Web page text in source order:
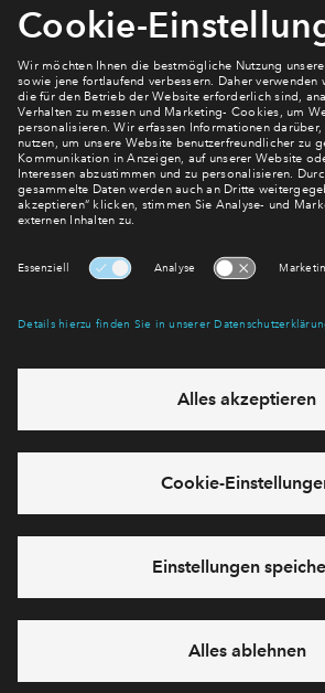
Newsletter
Verpassen Sie zu diesem Wohnprojekt
mehr! Wir halten Sie auf dem
regelmäßig erscheinenden Newsletter
über den Stand dieses und weiterer
Abonnieren
für unsere
Formular: